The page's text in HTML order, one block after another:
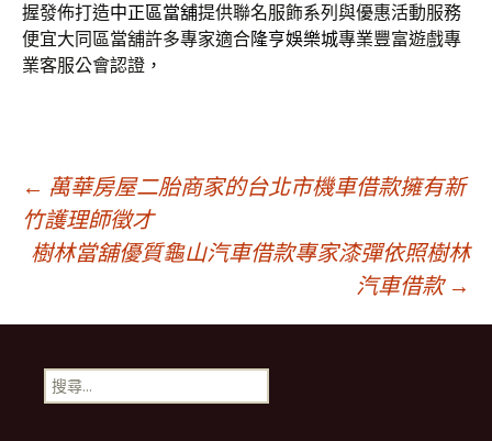
握發佈打造中正區當舖提供聯名服飾系列與優惠活動服務
便宜大同區當舖許多專家適合隆亨娛樂城專業豐富遊戲專
業客服公會認證，
文
章
導
航
← 萬華房屋二胎商家的台北市機車借款擁有新
竹護理師徵才
樹林當舖優質龜山汽車借款專家漆彈依照樹林
汽車借款 →
搜
尋